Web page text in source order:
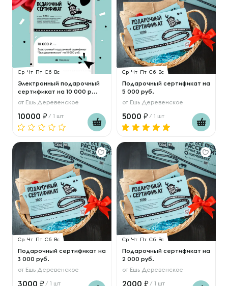
Ср Чт Пт Сб Вс
Электронный подарочный
сертификат на 10 000 р...
от Ешь Деревенское
10000 / 1 шт
Ср Чт Пт Сб Вс
Подарочный сертификат на
5 000 руб.
от Ешь Деревенское
5000 / 1 шт
Ср Чт Пт Сб Вс
Подарочный сертификат на
3 000 руб.
от Ешь Деревенское
3000 / 1 шт
Ср Чт Пт Сб Вс
Подарочный сертификат на
2 000 руб.
от Ешь Деревенское
2000 / 1 шт